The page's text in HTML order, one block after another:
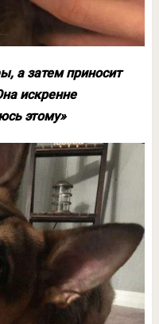
а затем приносит
искренне
этому»